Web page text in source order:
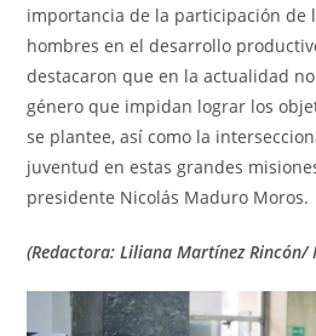
importancia de la participación de
hombres en el desarrollo
destacaron que en la actualidad
género que impidan lograr los
se plantee, así como la
juventud en estas grandes
presidente Nicolás Maduro Moros.
(Redactora: Liliana Martínez